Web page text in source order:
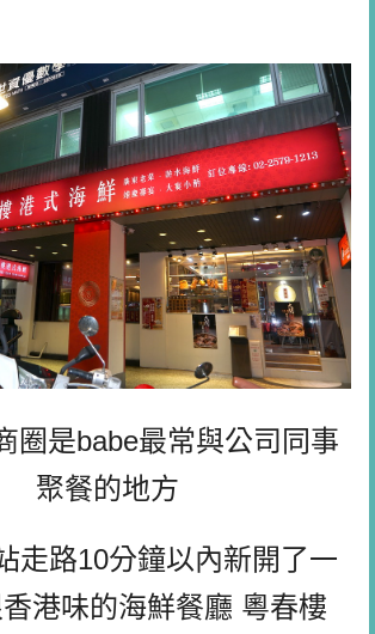
圈是babe最常與公司同事
聚餐的地方
走路10分鐘以內新開了一
港味的海鮮餐廳 粵春樓